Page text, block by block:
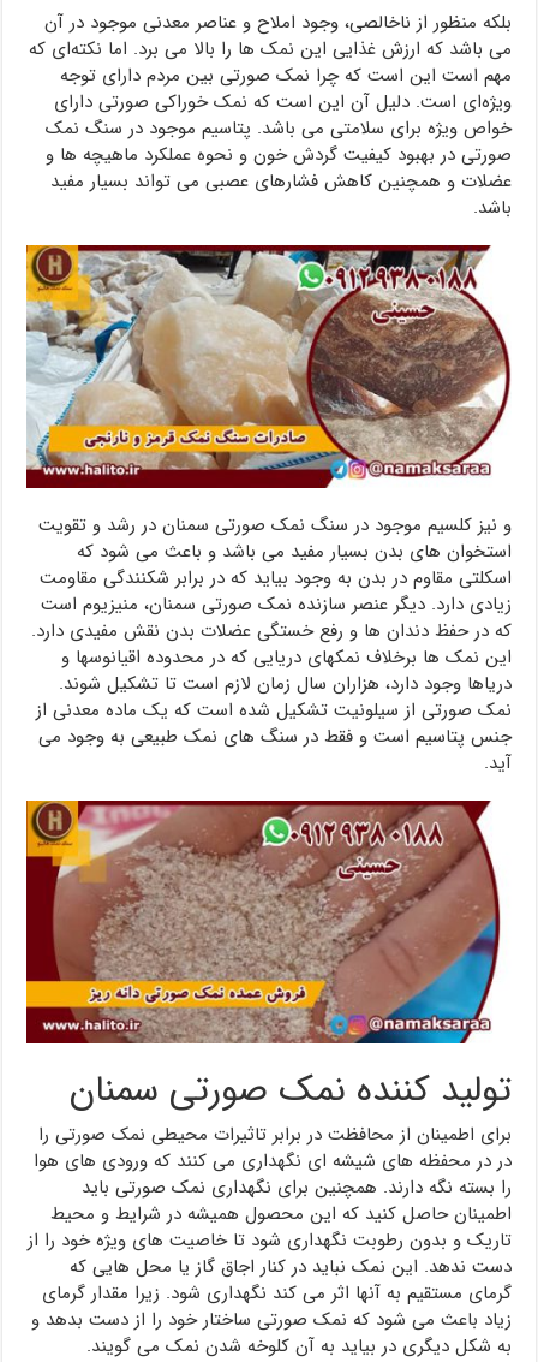
بلکه منظور از ناخالصی، وجود املاح و عناصر معدنی موجود در آن
می باشد که ارزش غذایی این نمک ها را بالا می برد. اما نکته‌ای که
مهم است این است که چرا نمک صورتی بین مردم دارای توجه
ویژه‌ای است. دلیل آن این است که نمک خوراکی صورتی دارای
خواص ویژه برای سلامتی می باشد. پتاسیم موجود در سنگ نمک
صورتی در بهبود کیفیت گردش خون و نحوه عملکرد ماهیچه ها و
عضلات و همچنین کاهش فشارهای عصبی می تواند بسیار مفید
باشد.
و نیز کلسیم موجود در سنگ نمک صورتی سمنان در رشد و تقویت
استخوان های بدن بسیار مفید می باشد و باعث می شود که
اسکلتی مقاوم در بدن به وجود بیاید که در برابر شکنندگی مقاومت
زیادی دارد. دیگر عنصر سازنده نمک صورتی سمنان، منیزیوم است
که در حفظ دندان ها و رفع خستگی عضلات بدن نقش مفیدی دارد.
این نمک ها برخلاف نمکهای دریایی که در محدوده اقیانوسها و
دریاها وجود دارد، هزاران سال زمان لازم است تا تشکیل شوند.
نمک صورتی از سیلونیت تشکیل شده است که یک ماده معدنی از
جنس پتاسیم است و فقط در سنگ های نمک طبیعی به وجود می
آید.
تولید کننده نمک صورتی سمنان
برای اطمینان از محافظت در برابر تاثیرات محیطی نمک صورتی را
در در محفظه های شیشه ای نگهداری می کنند که ورودی های هوا
را بسته نگه دارند. همچنین برای نگهداری نمک صورتی باید
اطمینان حاصل کنید که این محصول همیشه در شرایط و محیط
تاریک و بدون رطوبت نگهداری شود تا خاصیت های ویژه خود را از
دست ندهد. این نمک نباید در کنار اجاق گاز یا محل هایی که
گرمای مستقیم به آنها اثر می کند نگهداری شود. زیرا مقدار گرمای
زیاد باعث می شود که نمک صورتی ساختار خود را از دست بدهد و
به شکل دیگری در بیاید به آن کلوخه شدن نمک می گویند.